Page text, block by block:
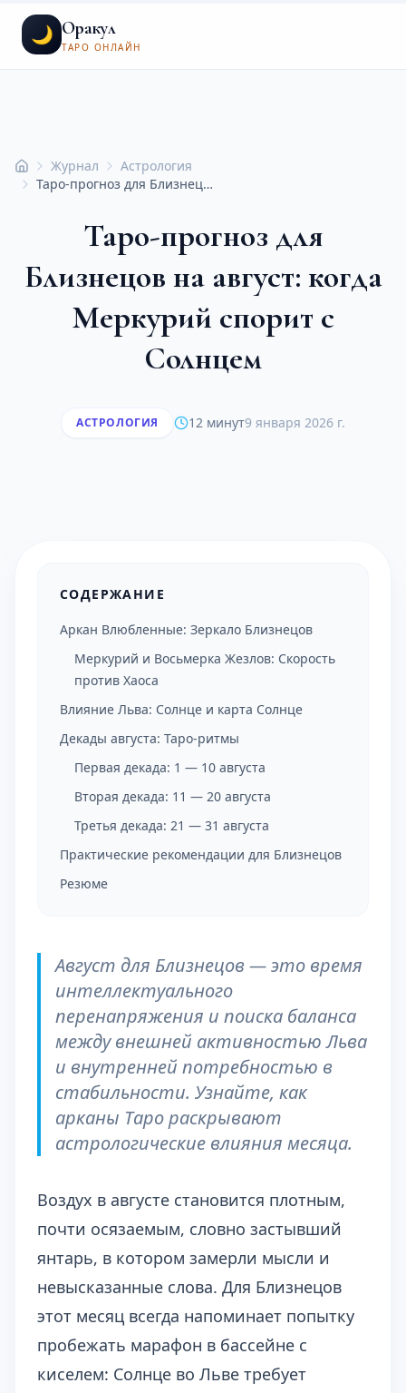
🌙 Оракул
ТАРО ОНЛАЙН
ГлавнаяЖурнал
Астрология
Таро-прогноз для Близнецов на август: когда Меркурий спорит с Солнцем
Таро-прогноз для
Близнецов на август: когда
Меркурий спорит с
Солнцем
АСТРОЛОГИЯ 12 минут9 января 2026 г.
СОДЕРЖАНИЕ
Аркан Влюбленные: Зеркало Близнецов
Меркурий и Восьмерка Жезлов: Скорость
против Хаоса
Влияние Льва: Солнце и карта Солнце
Декады августа: Таро-ритмы
Первая декада: 1 — 10 августа
Вторая декада: 11 — 20 августа
Третья декада: 21 — 31 августа
Практические рекомендации для Близнецов
Резюме
Август для Близнецов — это время
интеллектуального
перенапряжения и поиска баланса
между внешней активностью Льва
и внутренней потребностью в
стабильности. Узнайте, как
арканы Таро раскрывают
астрологические влияния месяца.
Воздух в августе становится плотным,
почти осязаемым, словно застывший
янтарь, в котором замерли мысли и
невысказанные слова. Для Близнецов
этот месяц всегда напоминает попытку
пробежать марафон в бассейне с
киселем: Солнце во Льве требует